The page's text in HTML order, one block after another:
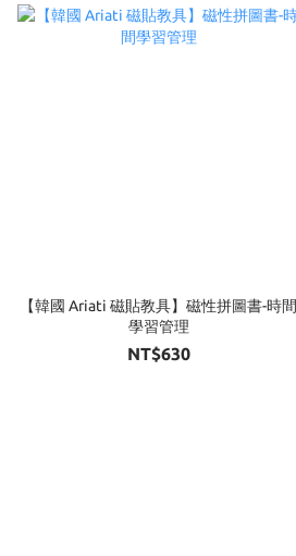
【韓國 Ariati 磁貼教具】磁性拼圖書-時間
學習管理
NT$630